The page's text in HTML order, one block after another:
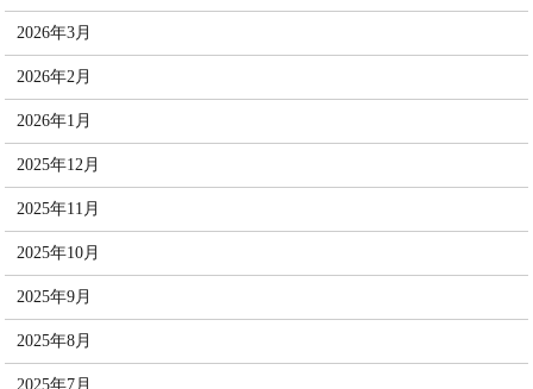
2026年3月
2026年2月
2026年1月
2025年12月
2025年11月
2025年10月
2025年9月
2025年8月
2025年7月